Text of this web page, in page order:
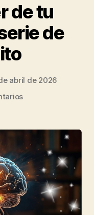
de tu
de
abril de 2026